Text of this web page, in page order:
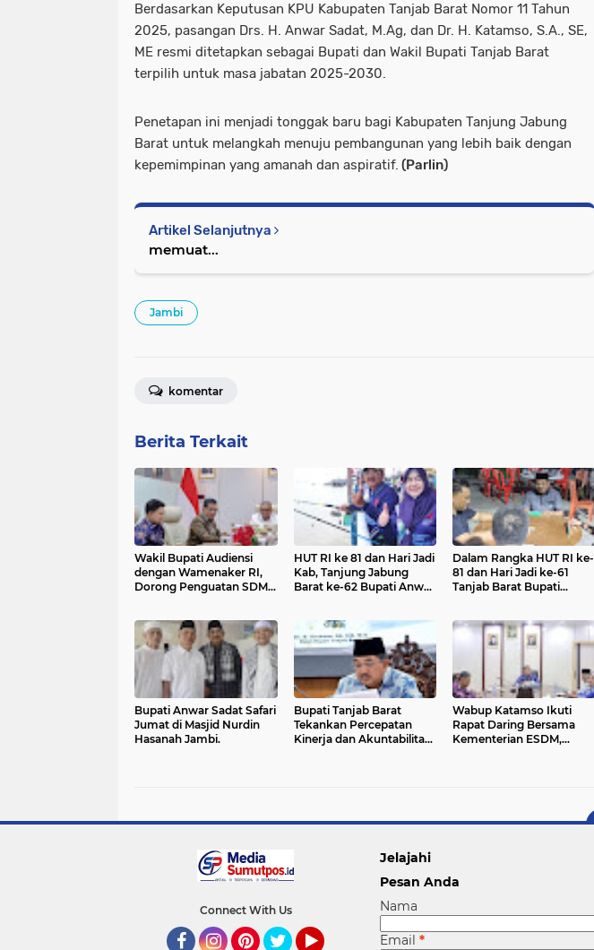
Berdasarkan Keputusan KPU Kabupaten Tanjab Barat Nomor 11 Tahun
2025, pasangan Drs. H. Anwar Sadat, M.Ag, dan Dr. H. Katamso, S.A., SE,
ME resmi ditetapkan sebagai Bupati dan Wakil Bupati Tanjab Barat
terpilih untuk masa jabatan 2025-2030.
Penetapan ini menjadi tonggak baru bagi Kabupaten Tanjung Jabung
Barat untuk melangkah menuju pembangunan yang lebih baik dengan
kepemimpinan yang amanah dan aspiratif. (Parlin)
Artikel Selanjutnya
memuat...
Jambi
komentar
Berita Terkait
‎Wakil Bupati Audiensi
dengan Wamenaker RI,
Dorong Penguatan SDM
HUT RI ke 81 dan Hari Jadi
Kab, Tanjung Jabung
Barat ke-62 Bupati Anwar
Dalam Rangka HUT RI ke-
81 dan Hari Jadi ke-61
Tanjab Barat Bupati
Lomba Domino
Bupati Anwar Sadat Safari
Jumat di Masjid Nurdin
Hasanah Jambi.
Bupati Tanjab Barat
Tekankan Percepatan
Kinerja dan Akuntabilitas
Wabup Katamso Ikuti
Rapat Daring Bersama
Kementerian ESDM,
Connect With Us
Jelajahi
Pesan Anda
Nama
Email *